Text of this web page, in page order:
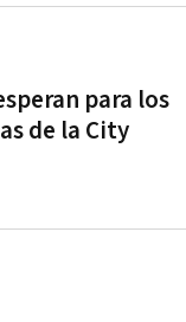
para los
de la City